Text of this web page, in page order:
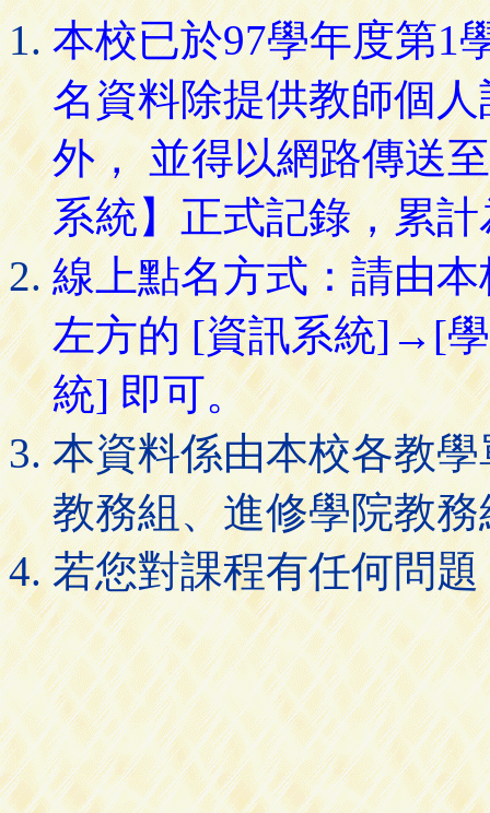
本校已於97學年度第1
名資料除提供教師個
外， 並得以網路傳送
系統】正式記錄，累
線上點名方式：請由
左方的 [資訊系統]→[
統] 即可。
本資料係由本校各教
教務組、進修學院教
若您對課程有任何問